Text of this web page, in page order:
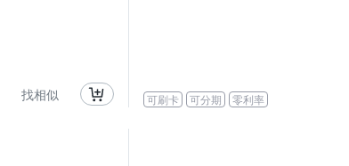
找相似 可刷卡 可分期 零利率